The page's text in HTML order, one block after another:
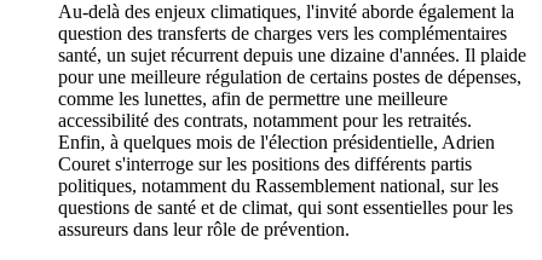
Au-delà des enjeux climatiques, l'invité aborde également la
question des transferts de charges vers les complémentaires
santé, un sujet récurrent depuis une dizaine d'années. Il plaide
pour une meilleure régulation de certains postes de dépenses,
comme les lunettes, afin de permettre une meilleure
accessibilité des contrats, notamment pour les retraités.
Enfin, à quelques mois de l'élection présidentielle, Adrien
Couret s'interroge sur les positions des différents partis
politiques, notamment du Rassemblement national, sur les
questions de santé et de climat, qui sont essentielles pour les
assureurs dans leur rôle de prévention.